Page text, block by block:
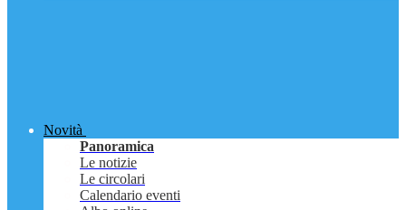
Novità
Panoramica
Le notizie
Le circolari
Calendario eventi